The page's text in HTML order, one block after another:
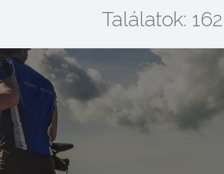
Találatok: 162